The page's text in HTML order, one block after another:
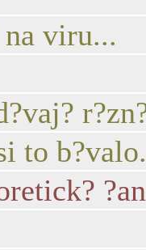
viru...
to